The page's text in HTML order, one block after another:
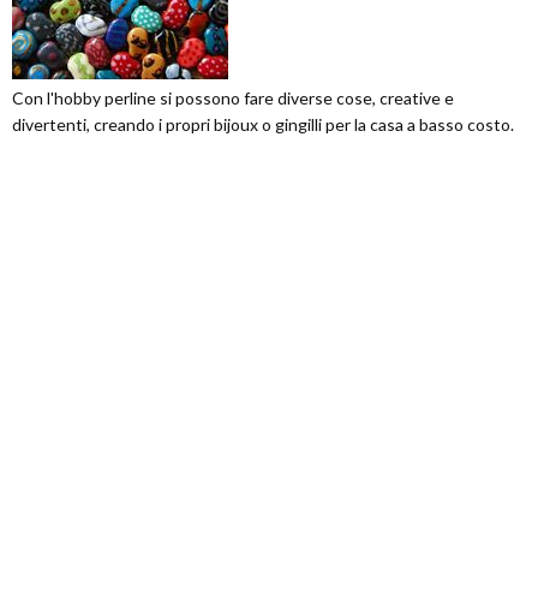
Con l'hobby perline si possono fare diverse cose, creative e
divertenti, creando i propri bijoux o gingilli per la casa a basso costo.